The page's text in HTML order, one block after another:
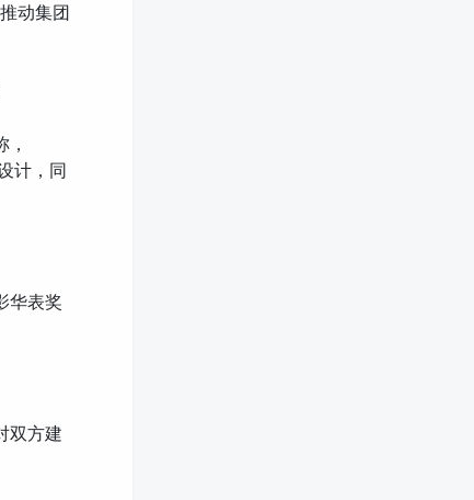
动集团
计，同
华表奖
双方建